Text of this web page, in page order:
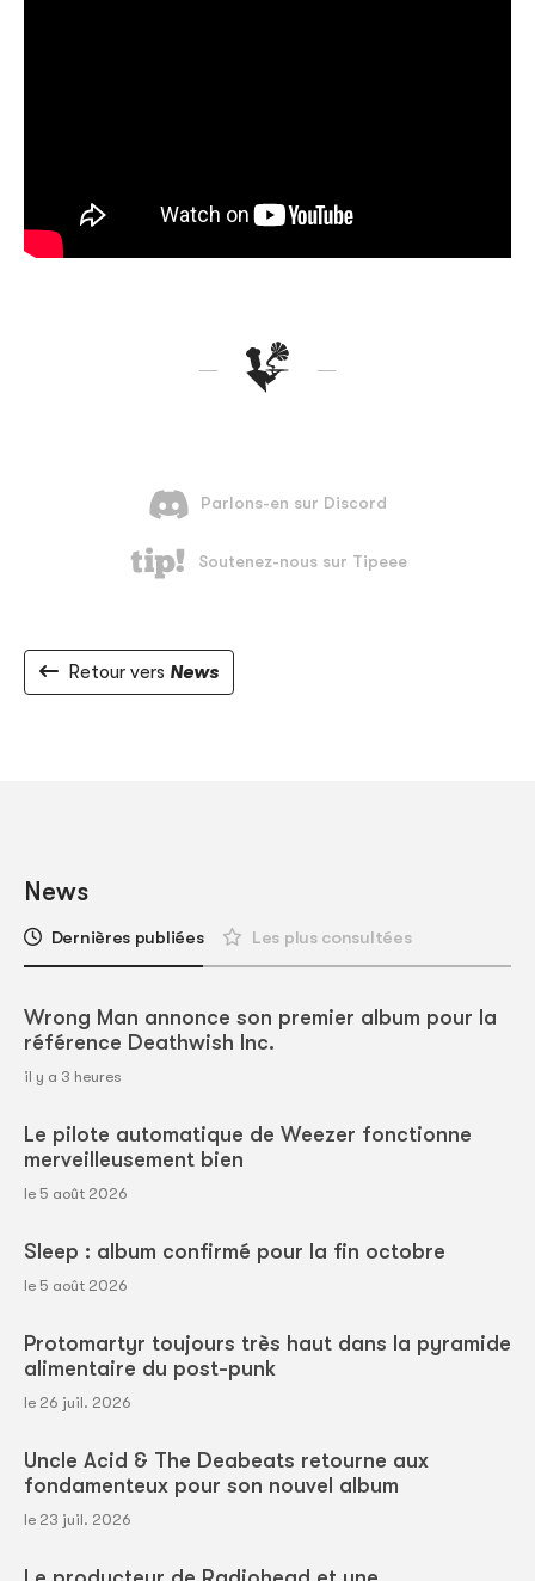
Retour vers News
News
Dernières publiées Les plus consultées
Wrong Man annonce son premier album pour la
référence Deathwish Inc.
il y a 3 heures
Le pilote automatique de Weezer fonctionne
merveilleusement bien
le 5 août 2026
Sleep : album confirmé pour la fin octobre
le 5 août 2026
Protomartyr toujours très haut dans la pyramide
alimentaire du post-punk
le 26 juil. 2026
Uncle Acid & The Deabeats retourne aux
fondamenteux pour son nouvel album
le 23 juil. 2026